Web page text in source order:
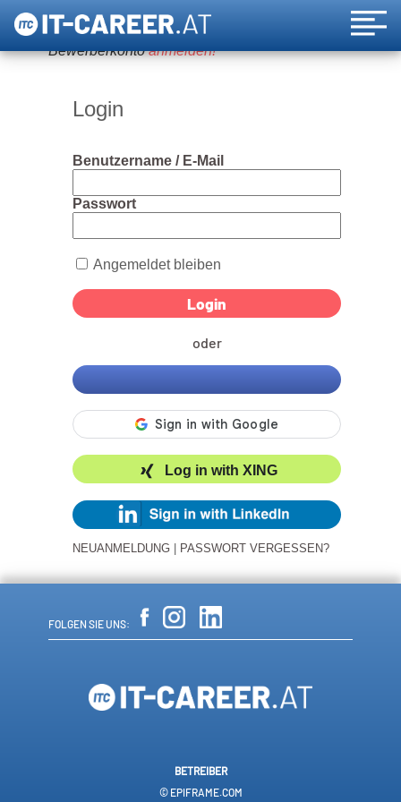
Um diese Funktion nutzen zu können, bitte ein
Bewerberkontoanmelden!
Login
Benutzername / E-Mail
Passwort
Angemeldet bleiben
oder
Log in with XING
NEUANMELDUNG PASSWORT VERGESSEN?
FOLGEN SIE UNS:
BETREIBER
© EPIFRAME.COM